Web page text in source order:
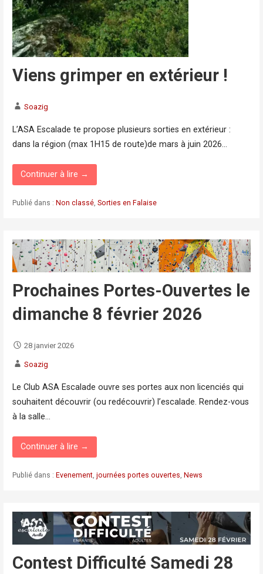
Viens grimper en extérieur !
Soazig
L’ASA Escalade te propose plusieurs sorties en extérieur :
dans la région (max 1H15 de route)de mars à juin 2026…
Continuer à lire →
Publié dans : Non classé, Sorties en Falaise
Prochaines Portes-Ouvertes le
dimanche 8 février 2026
28 janvier 2026
Soazig
Le Club ASA Escalade ouvre ses portes aux non licenciés qui
souhaitent découvrir (ou redécouvrir) l’escalade. Rendez-vous
à la salle…
Continuer à lire →
Publié dans : Evenement, journées portes ouvertes, News
Contest Difficulté Samedi 28